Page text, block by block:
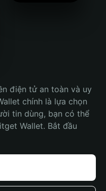
điện tử an toàn và uy
chính là lựa chọn
tin dùng, bạn có thể
Wallet. Bắt đầu